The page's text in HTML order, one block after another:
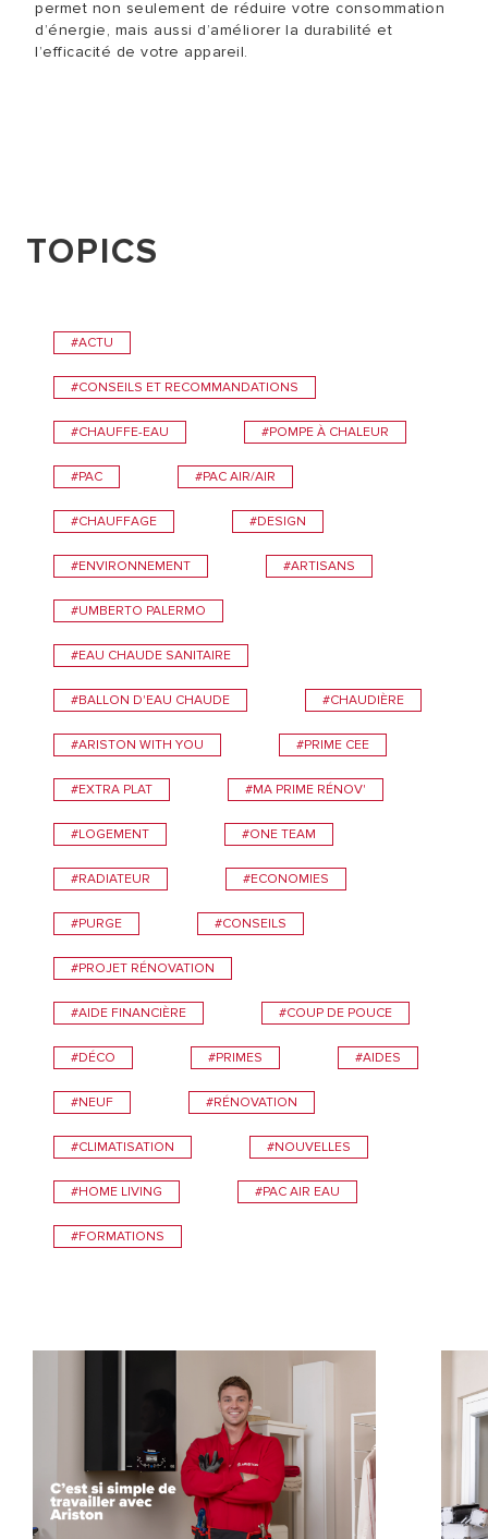
permet non seulement de réduire votre consommation
d’énergie, mais aussi d’améliorer la durabilité et
l’efficacité de votre appareil.
TOPICS
#ACTU
#CONSEILS ET RECOMMANDATIONS
#CHAUFFE-EAU #POMPE À CHALEUR
#PAC #PAC AIR/AIR
#CHAUFFAGE #DESIGN
#ENVIRONNEMENT #ARTISANS
#UMBERTO PALERMO
#EAU CHAUDE SANITAIRE
#BALLON D'EAU CHAUDE #CHAUDIÈRE
#ARISTON WITH YOU #PRIME CEE
#EXTRA PLAT #MA PRIME RÉNOV'
#LOGEMENT #ONE TEAM
#RADIATEUR #ECONOMIES
#PURGE #CONSEILS
#PROJET RÉNOVATION
#AIDE FINANCIÈRE #COUP DE POUCE
#DÉCO #PRIMES #AIDES
#NEUF #RÉNOVATION
#CLIMATISATION #NOUVELLES
#HOME LIVING #PAC AIR EAU
#FORMATIONS